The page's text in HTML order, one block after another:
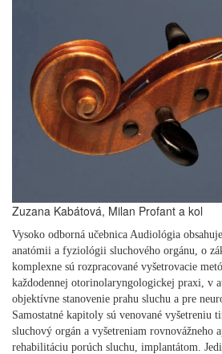
Zuzana Kabátová, Milan Profant a kol
Vysoko odborná učebnica Audiológia
anatómii a fyziológii sluchového orgánu, o
komplexne sú rozpracované vyšetrovacie
každodennej otorinolaryngologickej praxi, v
objektívne stanovenie prahu sluchu a pre
Samostatné kapitoly sú venované vyšetreniu
sluchový orgán a vyšetreniam rovnovážneho
rehabilitáciu porúch sluchu, implantátom.